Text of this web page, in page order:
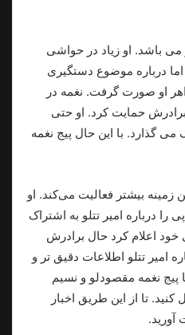
می باشد. او زیاد در حواشی
درباره موضوع دستگیری
او صورت گرفت. نغمه در
حمایت کرد. او حتی
می‌ گذارد. با این ‌حال پیج ‌نغمه
زمینه بیشتر فعالیت می‌کند. او
درباره امیر تتلو به اشتراک
خود اعلام ‌کرد حال برادرش
امیر تتلو اطلاعات دقیق تر و
نغمه ‌مقصودلو و نسیم‌
کنید. تا از این طریق اخبار
آورید.